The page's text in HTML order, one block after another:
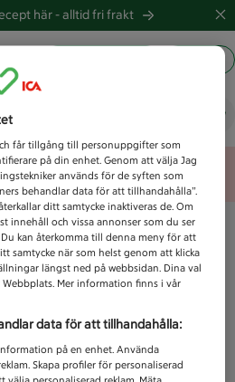
här -alltid fri frakt
idag?
error
får tillgång till personuppgifter som
på din enhet. Genom att välja Jag
används för de syften som
behandlar data för att tillhandahålla”.
ditt samtycke inaktiveras de. Om
innehåll och vissa annonser som du ser
kan återkomma till denna meny för att
samtycke när som helst genom att klicka
längst ned på webbsidan. Dina val
Mer information finns i vår
data för att tillhandahålla:
på en enhet. Använda
Skapa profiler för personaliserad